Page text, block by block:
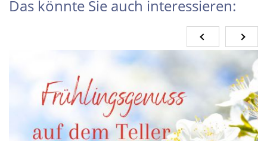
Das könnte Sie auch interessieren: